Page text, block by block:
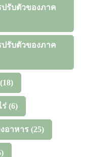
รับตัวของภาค
รับตัวของภาค
ร่ (6)
อาหาร (25)